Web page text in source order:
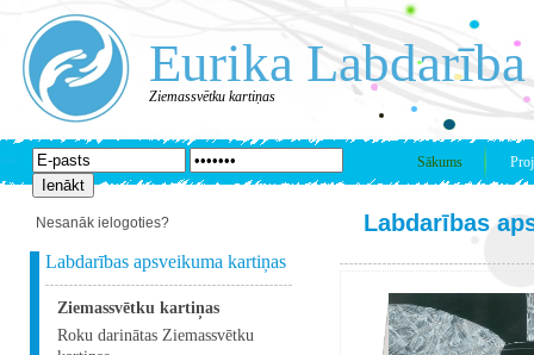
Eurika Labdarība
Ziemassvētku kartiņas
Sākums
Nesanāk ielogoties?
Labdarības apsveikuma kartiņas
Ziemassvētku kartiņas
Roku darinātas Ziemassvētku
Labdarības